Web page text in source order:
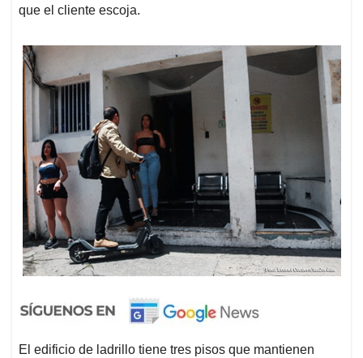
que el cliente escoja.
El edificio de ladrillo tiene tres pisos que mantienen